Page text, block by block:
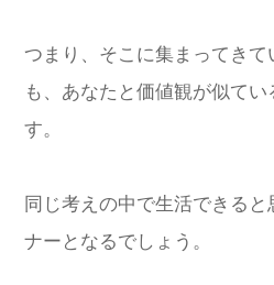
つまり、そこに集まってきて
も、あなたと価値観が似て
す。
同じ考えの中で生活できると
ナーとなるでしょう。